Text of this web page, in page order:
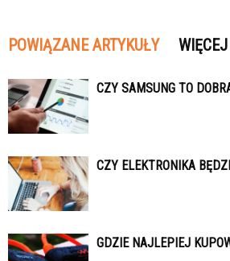
POWIĄZANE ARTYKUŁY
CZY SAMSUNG TO
CZY ELEKTRONIKA
GDZIE NAJLEPIEJ